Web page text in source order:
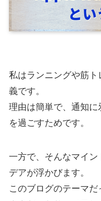
私はランニングや筋
義です。
理由は簡単で、通知
を過ごすためです。
一方で、そんなマイ
デアが浮かびます。
このブログのテーマ